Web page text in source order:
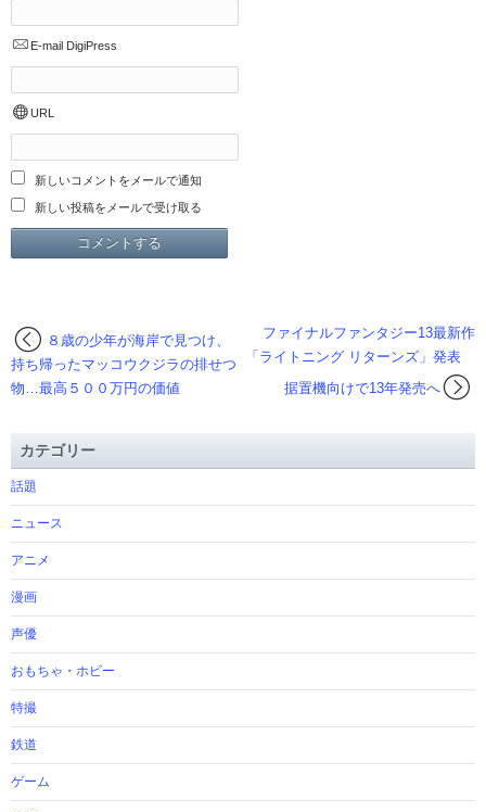
E-mail DigiPress
URL
新しいコメントをメールで通知
新しい投稿をメールで受け取る
ファイナルファンタジー13最新作
「ライトニング リターンズ」発表
据置機向けで13年発売へ
８歳の少年が海岸で見つけ、
持ち帰ったマッコウクジラの排せつ
物…最高５００万円の価値
カテゴリー
話題
ニュース
アニメ
漫画
声優
おもちゃ・ホビー
特撮
鉄道
ゲーム